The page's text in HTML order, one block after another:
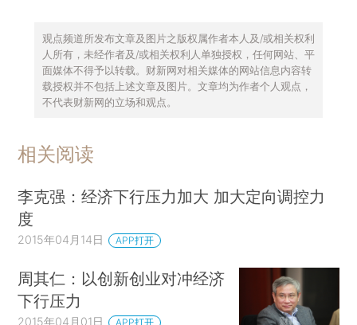
观点频道所发布文章及图片之版权属作者本人及/或相关权利
人所有，未经作者及/或相关权利人单独授权，任何网站、平
面媒体不得予以转载。财新网对相关媒体的网站信息内容转
载授权并不包括上述文章及图片。文章均为作者个人观点，
不代表财新网的立场和观点。
相关阅读
李克强：经济下行压力加大 加大定向调控力
度
2015年04月14日 APP打开
周其仁：以创新创业对冲经济
下行压力
2015年04月01日 APP打开